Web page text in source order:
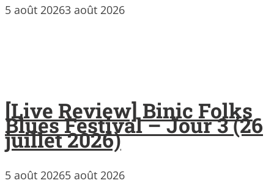
5 août 20263 août 2026
[Live Review] Binic Folks
Blues Festival – Jour 3 (26
juillet 2026)
5 août 20265 août 2026